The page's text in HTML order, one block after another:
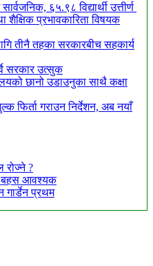
६५.९८ विद्यार्थी उत्तीर्ण
शैक्षिक प्रभावकारिता विषयक
तीनै तहका सरकारबीच सहकार्य
सरकार उत्सुक
छानो उडाउनुका साथै कक्षा
फिर्ता गराउन निर्देशन, अब नयाँ
रोज्ने ?
बहस आवश्यक
प्रथम